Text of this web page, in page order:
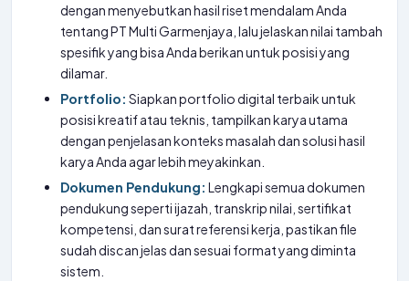
dengan menyebutkan hasil riset mendalam Anda
tentang PT Multi Garmenjaya, lalu jelaskan nilai tambah
spesifik yang bisa Anda berikan untuk posisi yang
dilamar.
Portfolio: Siapkan portfolio digital terbaik untuk
posisi kreatif atau teknis, tampilkan karya utama
dengan penjelasan konteks masalah dan solusi hasil
karya Anda agar lebih meyakinkan.
Dokumen Pendukung: Lengkapi semua dokumen
pendukung seperti ijazah, transkrip nilai, sertifikat
kompetensi, dan surat referensi kerja, pastikan file
sudah discan jelas dan sesuai format yang diminta
sistem.